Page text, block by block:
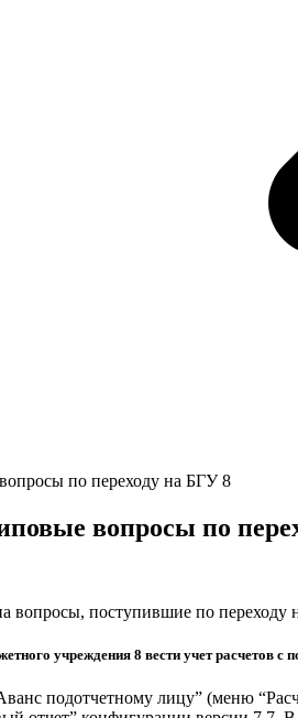
по переходу на БГУ 8
вопросы по
вопросы, поступившие по
учреждения 8 вести учет расчетов с
подотчетному лицу” (меню